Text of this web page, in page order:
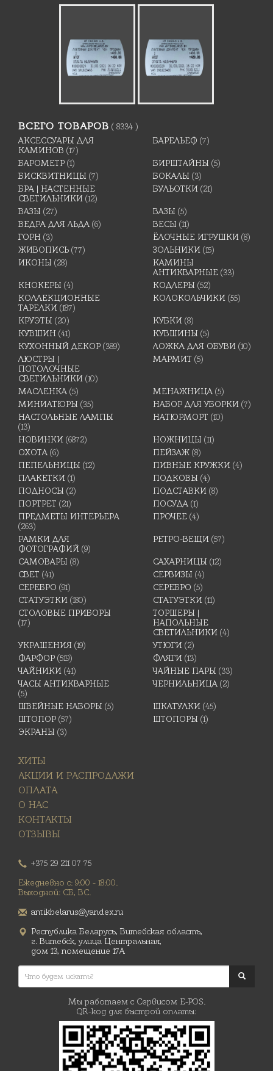
ВСЕГО ТОВАРОВ ( 8334 )
АКСЕССУАРЫ ДЛЯ
КАМИНОВ (17)
БАРЕЛЬЕФ (7)
БАРОМЕТР (1) БИРШТАЙНЫ (5)
БИСКВИТНИЦЫ (7) БОКАЛЫ (3)
БРА | НАСТЕННЫЕ
СВЕТИЛЬНИКИ (12)
БУЛЬОТКИ (21)
ВАЗЫ (27) ВАЗЫ (5)
ВЕДРА ДЛЯ ЛЬДА (6) ВЕСЫ (11)
ГОРН (3) ЁЛОЧНЫЕ ИГРУШКИ (8)
ЖИВОПИСЬ (77) ЗОЛЬНИКИ (15)
ИКОНЫ (28)
КАМИНЫ
АНТИКВАРНЫЕ (33)
КНОКЕРЫ (4) КОДЛЕРЫ (52)
КОЛЛЕКЦИОННЫЕ
ТАРЕЛКИ (187)
КОЛОКОЛЬЧИКИ (55)
КРУЭТЫ (20) КУБКИ (8)
КУВШИН (41) КУВШИНЫ (5)
КУХОННЫЙ ДЕКОР (389) ЛОЖКА ДЛЯ ОБУВИ (10)
ЛЮСТРЫ |
ПОТОЛОЧНЫЕ
СВЕТИЛЬНИКИ (10)
МАРМИТ (5)
МАСЛЕНКА (5) МЕНАЖНИЦА (5)
МИНИАТЮРЫ (35) НАБОР ДЛЯ УБОРКИ (7)
НАСТОЛЬНЫЕ ЛАМПЫ
(13)
НАТЮРМОРТ (10)
НОВИНКИ (6872) НОЖНИЦЫ (11)
ОХОТА (6) ПЕЙЗАЖ (8)
ПЕПЕЛЬНИЦЫ (12) ПИВНЫЕ КРУЖКИ (4)
ПЛАКЕТКИ (1) ПОДКОВЫ (4)
ПОДНОСЫ (2) ПОДСТАВКИ (8)
ПОРТРЕТ (21) ПОСУДА (1)
ПРЕДМЕТЫ ИНТЕРЬЕРА
(263)
ПРОЧЕЕ (4)
РАМКИ ДЛЯ
ФОТОГРАФИЙ (9)
РЕТРО-ВЕЩИ (57)
САМОВАРЫ (8) САХАРНИЦЫ (12)
СВЕТ (41) СЕРВИЗЫ (4)
СЕРЕБРО (91) СЕРЕБРО (5)
СТАТУЭТКИ (180) СТАТУЭТКИ (11)
СТОЛОВЫЕ ПРИБОРЫ
(17)
ТОРШЕРЫ |
НАПОЛЬНЫЕ
СВЕТИЛЬНИКИ (4)
УКРАШЕНИЯ (19) УТЮГИ (2)
ФАРФОР (519) ФЛЯГИ (13)
ЧАЙНИКИ (41) ЧАЙНЫЕ ПАРЫ (33)
ЧАСЫ АНТИКВАРНЫЕ
(5)
ЧЕРНИЛЬНИЦА (2)
ШВЕЙНЫЕ НАБОРЫ (5) ШКАТУЛКИ (45)
ШТОПОР (57) ШТОПОРЫ (1)
ЭКРАНЫ (3)
ХИТЫ
АКЦИИ И РАСПРОДАЖИ
ОПЛАТА
О НАС
КОНТАКТЫ
ОТЗЫВЫ
+375 29 211 07 75
Ежедневно с: 9:00 - 18:00.
Выходной: СБ, ВС.
antikbelarus@yandex.ru
Республика Беларусь, Витебская область,
г. Витебск, улица Центральная,
дом 13, помещение 17А
Мы работаем с Сервисом E-POS.
QR-код для быстрой оплаты: